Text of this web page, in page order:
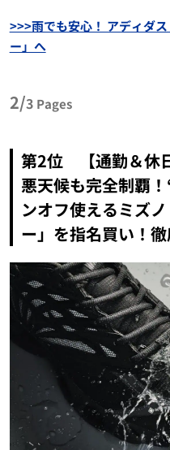
>>>雨でも安心！ アディダ
ー」へ
2/3 Pages
第2位 【通勤＆休
悪天候も完全制覇
ンオフ使えるミズ
ー」を指名買い！